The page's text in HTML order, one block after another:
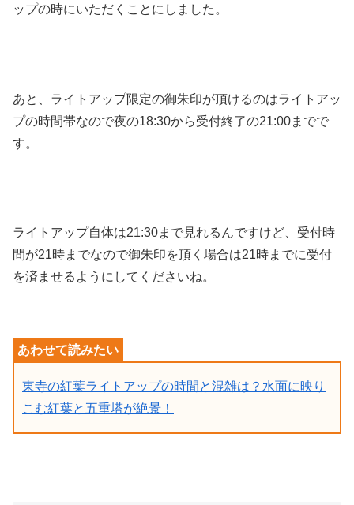
ップの時にいただくことにしました。
あと、ライトアップ限定の御朱印が頂けるのはライトアッ
プの時間帯なので夜の18:30から受付終了の21:00までで
す。
ライトアップ自体は21:30まで見れるんですけど、受付時
間が21時までなので御朱印を頂く場合は21時までに受付
を済ませるようにしてくださいね。
東寺の紅葉ライトアップの時間と混雑は？水面に映り
こむ紅葉と五重塔が絶景！